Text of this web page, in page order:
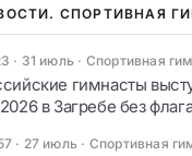
СПОРТИВНАЯ
· 31 июль · Спортивная
гимнасты
в Загребе без
· 27 июль · Спортивная